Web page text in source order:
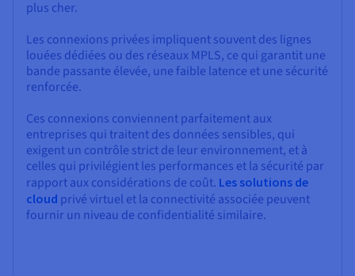
plus cher.
Les connexions privées impliquent souvent des lignes
louées dédiées ou des réseaux MPLS, ce qui garantit une
bande passante élevée, une faible latence et une sécurité
renforcée.
Ces connexions conviennent parfaitement aux
entreprises qui traitent des données sensibles, qui
exigent un contrôle strict de leur environnement, et à
celles qui privilégient les performances et la sécurité par
rapport aux considérations de coût. Les solutions de
cloud privé virtuel et la connectivité associée peuvent
fournir un niveau de confidentialité similaire.